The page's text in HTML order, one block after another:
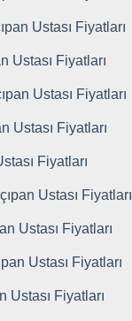
Ustası Fiyatları
Ustası Fiyatları
Ustası Fiyatları
Ustası Fiyatları
Fiyatları
Ustası Fiyatları
Ustası Fiyatları
Ustası Fiyatları
Ustası Fiyatları